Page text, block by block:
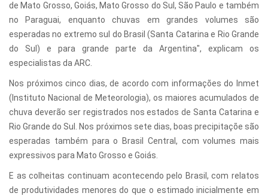
de Mato Grosso, Goiás, Mato Grosso do Sul, São Paulo e também
no Paraguai, enquanto chuvas em grandes volumes são
esperadas no extremo sul do Brasil (Santa Catarina e Rio Grande
do Sul) e para grande parte da Argentina", explicam os
especialistas da ARC.
Nos próximos cinco dias, de acordo com informações do Inmet
(Instituto Nacional de Meteorologia), os maiores acumulados de
chuva deverão ser registrados nos estados de Santa Catarina e
Rio Grande do Sul. Nos próximos sete dias, boas precipitaçõe são
esperadas também para o Brasil Central, com volumes mais
expressivos para Mato Grosso e Goiás.
E as colheitas continuam acontecendo pelo Brasil, com relatos
de produtividades menores do que o estimado inicialmente em